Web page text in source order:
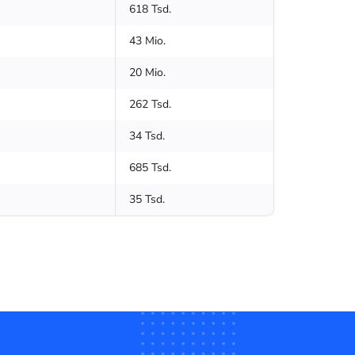
618 Tsd.
43 Mio.
20 Mio.
262 Tsd.
34 Tsd.
685 Tsd.
35 Tsd.
276 Tsd.